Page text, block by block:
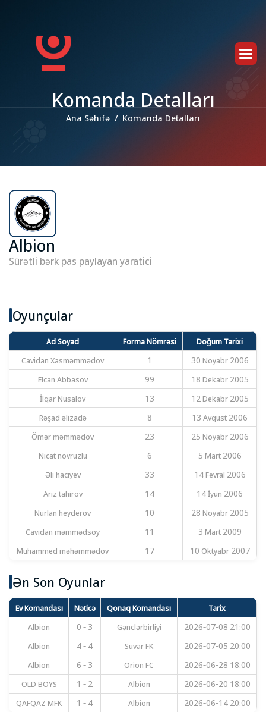
Komanda Detalları
Ana Səhifə Komanda Detalları
Albion
Sürətli bərk pas paylayan yaratici
Oyunçular
Ad Soyad Forma Nömrəsi
Doğum Tarixi
Cavidan Xasməmmədov
1
30 Noyabr 2006
Elcan Abbasov
99
18 Dekabr 2005
İlqar Nusalov
13
12 Dekabr 2005
Rəşad əlizadə
8
13 Avqust 2006
Ömər məmmədov
23
25 Noyabr 2006
Nicat novruzlu
6
5 Mart 2006
Əli hacıyev
33
14 Fevral 2006
Ariz tahirov
14
14 İyun 2006
Nurlan heyderov
10
28 Noyabr 2005
Cavidan məmmədsoy
11
3 Mart 2009
Muhammed məhəmmədov
17 10 Oktyabr 2007
Ən Son Oyunlar
Ev Komandası Nəticə Qonaq Komandası
Tarix
Albion
0 - 3 Gənclərbirliyi
2026-07-08 21:00
Albion
4 - 4 Suvar FK
2026-07-05 20:00
Albion
6 - 3 Orion FC
2026-06-28 18:00
OLD BOYS
1 - 2 Albion
2026-06-20 18:00
QAFQAZ MFK
1 - 4 Albion 2026-06-14 20:00